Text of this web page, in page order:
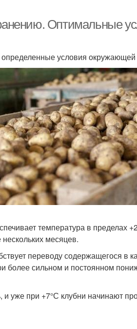
Оптимальные
определенные условия
температура в пределах
месяцев.
переводу содержащегося в
более сильном и постоянном
уже при +7°С клубни начинают